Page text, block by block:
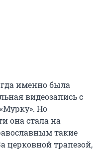
именно была
видеозапись с
Но
она стала на
такие
церковной трапезой,